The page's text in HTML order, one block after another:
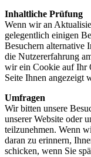
Inhaltliche Prüfung
Wenn wir an
gelegentlich einigen
Besuchern alternative
die Nutzererfahrung
wir ein Cookie auf Ihr
Seite Ihnen angezeigt
Umfragen
Wir bitten unsere
unserer Website oder
teilzunehmen. Wenn
daran zu erinnern,
schicken, wenn Sie